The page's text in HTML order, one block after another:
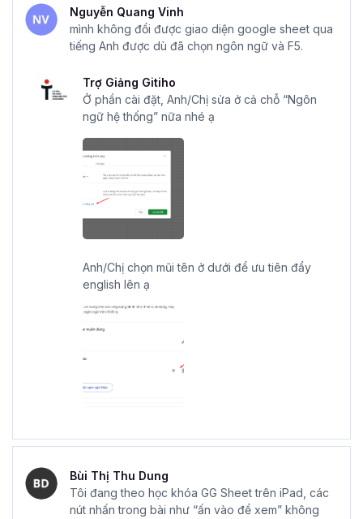
Nguyễn Quang Vinh
mình không đổi được giao diện google sheet qua
tiếng Anh được dù đã chọn ngôn ngữ và F5.
Trợ Giảng Gitiho
Ở phần cài đặt, Anh/Chị sửa ở cả chỗ “Ngôn
ngữ hệ thống” nữa nhé ạ
Anh/Chị chọn mũi tên ở dưới để ưu tiên đẩy
english lên ạ
Bùi Thị Thu Dung
Tôi đang theo học khóa GG Sheet trên iPad, các
nút nhấn trong bài như “ấn vào để xem” không